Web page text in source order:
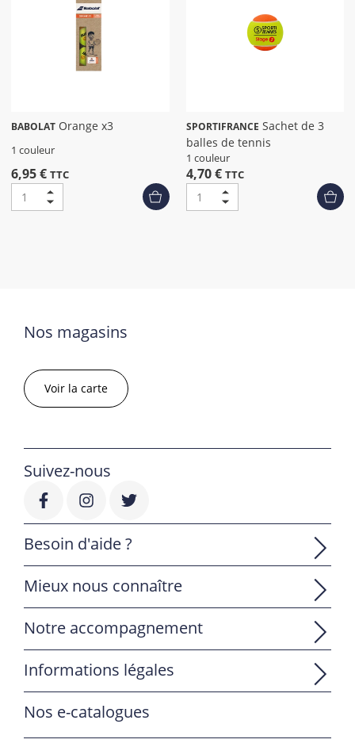
BABOLAT Orange x3
1 couleur
6,95 € TTC
SPORTIFRANCE
balles de tennis
1 couleur
4,70 € TTC
Nos magasins
Voir la carte
Suivez-nous
Besoin d'aide ?
Mieux nous connaître
Notre accompagnement
Informations légales
Nos e-catalogues